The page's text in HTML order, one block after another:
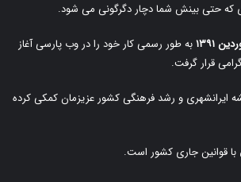
که حتی بینش شما دچار دگرگونی می شود.
به طور رسمی کار خود را در وب پارسی آغاز
قرار گرفت.
ایرانشهری و رشد فرهنگی کشور عزیزمان کمکی کرده
با قوانین جاری کشور است.